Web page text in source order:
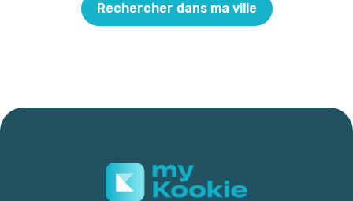
Rechercher dans ma ville